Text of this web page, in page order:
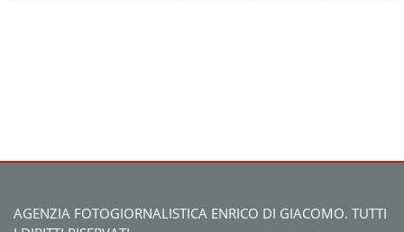
AGENZIA FOTOGIORNALISTICA ENRICO DI GIACOMO. TUTTI